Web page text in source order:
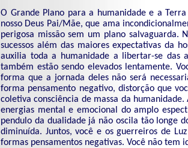
O Grande Plano para a humanidade e a
nosso Deus Pai/Mãe, que ama
perigosa missão sem um plano salvaguarda.
sucessos além das maiores expectativas da
auxilia toda a humanidade a libertar-se das
também estão sendo elevados lentamente.
forma que a jornada deles não será
forma pensamento negativo, distorção que
coletiva consciência de massa da
energias mental e emocional do amplo
pendulo da dualidade já não oscila tão longe
diminuída. Juntos, você e os guerreiros de
formas pensamentos negativas. Você não tem